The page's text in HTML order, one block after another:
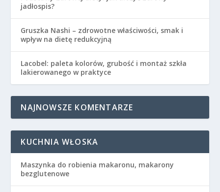
jadłospis?
Gruszka Nashi – zdrowotne właściwości, smak i
wpływ na dietę redukcyjną
Lacobel: paleta kolorów, grubość i montaż szkła
lakierowanego w praktyce
NAJNOWSZE KOMENTARZE
KUCHNIA WŁOSKA
Maszynka do robienia makaronu, makarony
bezglutenowe